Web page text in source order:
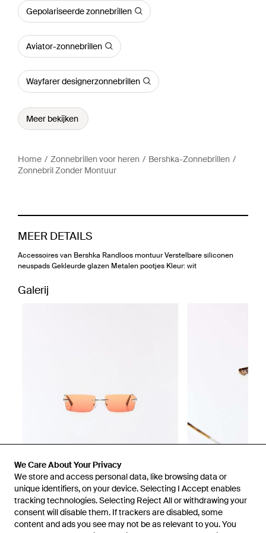
We Care About Your Privacy
We store and access personal data, like browsing data or
unique identifiers, on your device. Selecting I Accept enables
tracking technologies. Selecting Reject All or withdrawing your
consent will disable them. If trackers are disabled, some
content and ads you see may not be as relevant to you. You
Gepolariseerde zonnebrillen
Aviator-zonnebrillen
Wayfarer designerzonnebrillen
Meer bekijken
Home Zonnebrillen voor heren
Bershka-Zonnebrillen
Zonnebril Zonder Montuur
MEER DETAILS
Accessoires van Bershka Randloos montuur Verstelbare siliconen
neuspads Gekleurde glazen Metalen pootjes Kleur: wit
Galerij